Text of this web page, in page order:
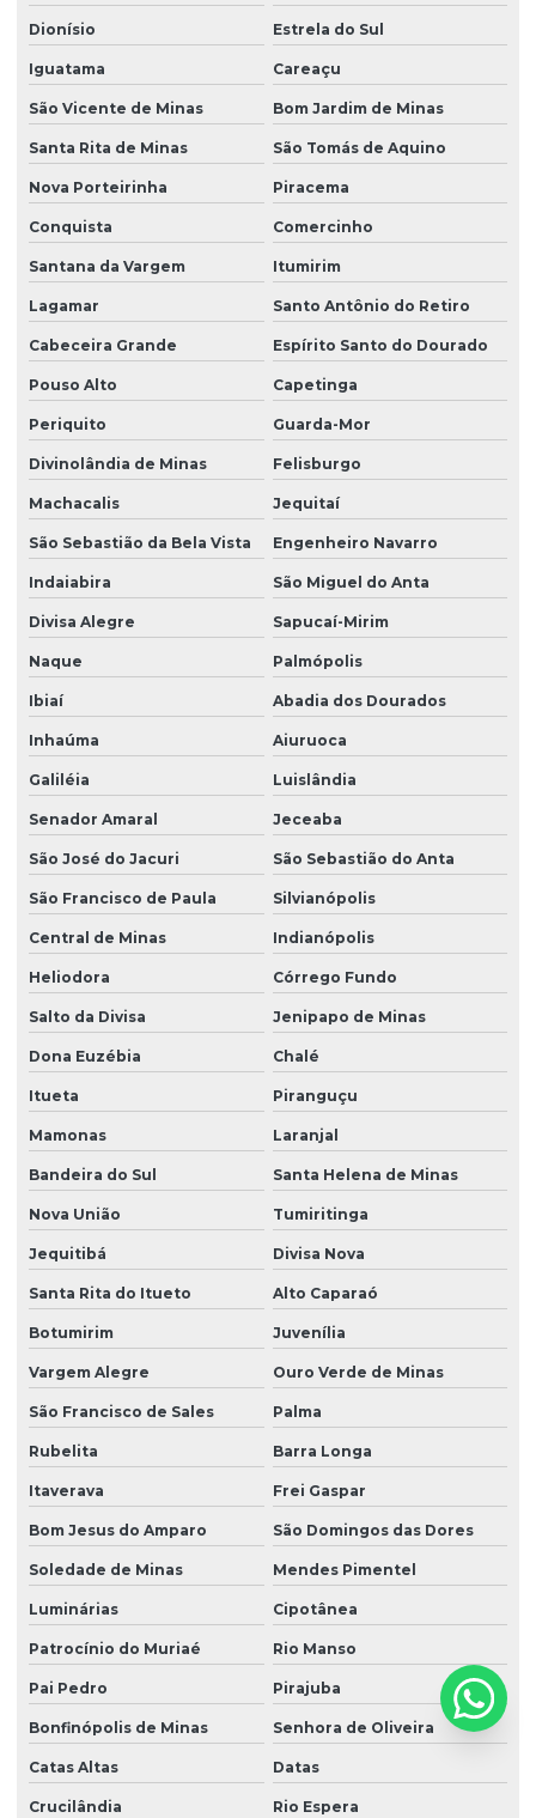
Dionísio Estrela do Sul
Iguatama Careaçu
São Vicente de Minas Bom Jardim de Minas
Santa Rita de Minas São Tomás de Aquino
Nova Porteirinha Piracema
Conquista Comercinho
Santana da Vargem Itumirim
Lagamar Santo Antônio do Retiro
Cabeceira Grande Espírito Santo do Dourado
Pouso Alto Capetinga
Periquito Guarda-Mor
Divinolândia de Minas Felisburgo
Machacalis Jequitaí
São Sebastião da Bela Vista Engenheiro Navarro
Indaiabira São Miguel do Anta
Divisa Alegre Sapucaí-Mirim
Naque Palmópolis
Ibiaí Abadia dos Dourados
Inhaúma Aiuruoca
Galiléia Luislândia
Senador Amaral Jeceaba
São José do Jacuri São Sebastião do Anta
São Francisco de Paula Silvianópolis
Central de Minas Indianópolis
Heliodora Córrego Fundo
Salto da Divisa Jenipapo de Minas
Dona Euzébia Chalé
Itueta Piranguçu
Mamonas Laranjal
Bandeira do Sul Santa Helena de Minas
Nova União Tumiritinga
Jequitibá Divisa Nova
Santa Rita do Itueto Alto Caparaó
Botumirim Juvenília
Vargem Alegre Ouro Verde de Minas
São Francisco de Sales Palma
Rubelita Barra Longa
Itaverava Frei Gaspar
Bom Jesus do Amparo São Domingos das Dores
Soledade de Minas Mendes Pimentel
Luminárias Cipotânea
Patrocínio do Muriaé Rio Manso
Pai Pedro Pirajuba
Bonfinópolis de Minas Senhora de Oliveira
Catas Altas Datas
Crucilândia Rio Espera